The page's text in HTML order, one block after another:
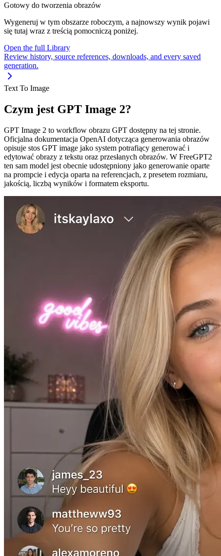
Gotowy do tworzenia obrazów
Wygeneruj w tym obszarze roboczym, a najnowszy wynik pojawi
się tutaj wraz z treścią pomocniczą poniżej.
Open the full Library
Review history, source references, downloads, and every saved
generation.
Text To Image
Czym jest GPT Image 2?
GPT Image 2 to workflow obrazu GPT dostępny na tej stronie.
Oficjalna dokumentacja OpenAI dotycząca generowania obrazów
opisuje stos GPT image jako system potrafiący generować i
edytować obrazy z tekstu oraz przesłanych obrazów. W FreeGPT2
ten sam model jest obecnie udostępniony jako generowanie oparte
na prompcie i edycja oparta na referencjach, z presetem rozmiaru,
jakością, liczbą wyników i formatem eksportu.